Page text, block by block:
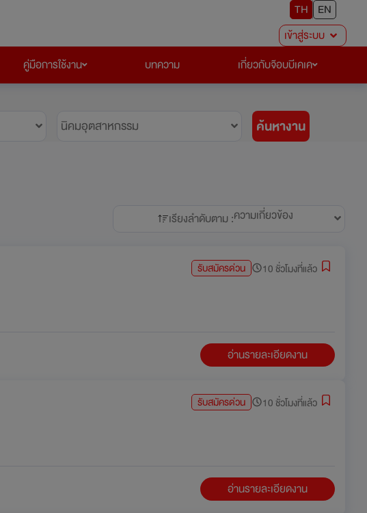
TH
EN
เข้าสู่ระบบ
คู่มือการใช้งาน บทความ เกี่ยวกับจ๊อบบีเคเค
นิคมอุตสาหกรรม ค้นหางาน
เรียงลำดับตาม :ความเกี่ยวข้อง
รับสมัครด่วน 10 ชั่วโมงที่แล้ว
อ่านรายละเอียดงาน
รับสมัครด่วน 10 ชั่วโมงที่แล้ว
อ่านรายละเอียดงาน